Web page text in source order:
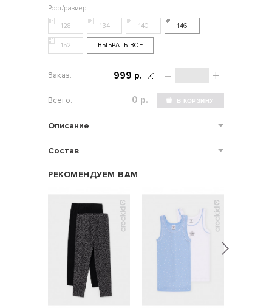
128 134 140 146
152 ВЫБРАТЬ ВСЕ
– +
999 р.
р.
Описание
Состав
РЕКОМЕНДУЕМ ВАМ